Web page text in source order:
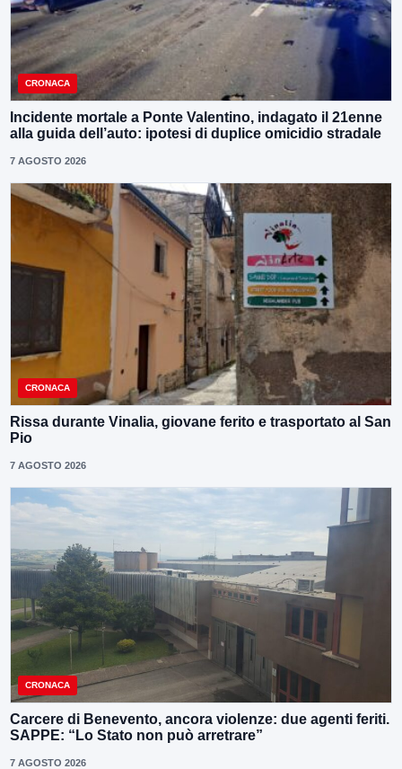
CRONACA
Incidente mortale a Ponte Valentino, indagato il 21enne
alla guida dell’auto: ipotesi di duplice omicidio stradale
7 AGOSTO 2026
CRONACA
Rissa durante Vinalia, giovane ferito e trasportato al San
Pio
7 AGOSTO 2026
CRONACA
Carcere di Benevento, ancora violenze: due agenti feriti.
SAPPE: “Lo Stato non può arretrare”
7 AGOSTO 2026